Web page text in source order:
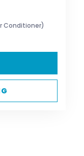
Conditioner)